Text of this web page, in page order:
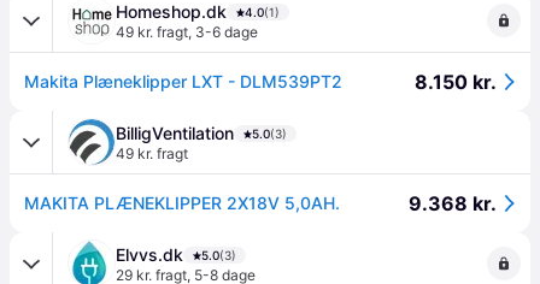
Homeshop.dk 4.0(1)
49 kr. fragt, 3-6 dage
Makita Plæneklipper LXT - DLM539PT2 8.150 kr.
BilligVentilation 5.0(3)
49 kr. fragt
MAKITA PLÆNEKLIPPER 2X18V 5,0AH. 9.368 kr.
Elvvs.dk 5.0(3)
29 kr. fragt, 5-8 dage